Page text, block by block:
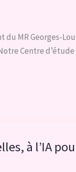
du MR Georges-
Centre
à l’IA